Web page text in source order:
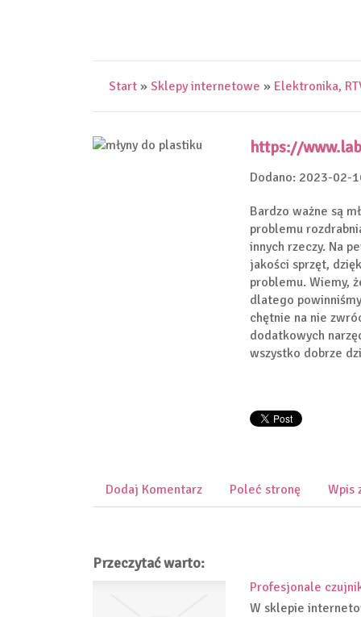
Start » Sklepy internetowe » Elektronika,
https://
Dodano: 2023-02-
Bardzo ważne są
problemu
innych rzeczy. Na
jakości sprzęt,
problemu. Wiemy,
dlatego
chętnie na nie
dodatkowych
wszystko dobrze
Dodaj Komentarz Poleć stronę Wpis
Przeczytać warto:
Profesjonale
W sklepie